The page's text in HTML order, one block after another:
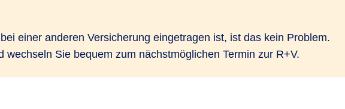
einer anderen Versicherung eingetragen ist, ist das kein Problem.
Sie bequem zum nächstmöglichen Termin zur R+V.